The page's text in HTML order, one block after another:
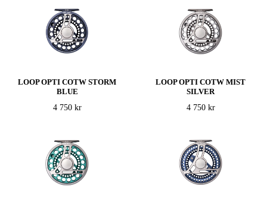
LOOP OPTI COTW STORM
BLUE
4 750 kr
LOOP OPTI COTW MIST
SILVER
4 750 kr